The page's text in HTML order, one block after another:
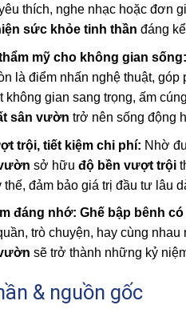
thích, nghe nhạc hoặc đơn
sức khỏe tinh thần đáng
mỹ cho không gian sống:
là điểm nhấn nghệ thuật, góp
không gian sang trọng, ấm
sân vườn trở nên sống động
trội, tiết kiệm chi phí: Nhờ
sở hữu độ bền vượt trội
thế, đảm bảo giá trị đầu tư lâu
đáng nhớ: Ghế bập bênh có
trò chuyện, hay cùng
sẽ trở thành những kỷ
& nguồn gốc